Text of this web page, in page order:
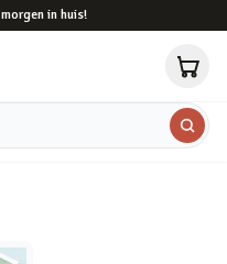
in huis!